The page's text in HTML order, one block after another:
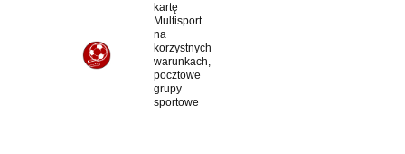
kartę
Multisport
na
korzystnych
warunkach,
pocztowe
grupy
sportowe